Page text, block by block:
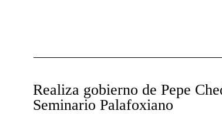
Realiza gobierno de Pepe
Seminario Palafoxiano